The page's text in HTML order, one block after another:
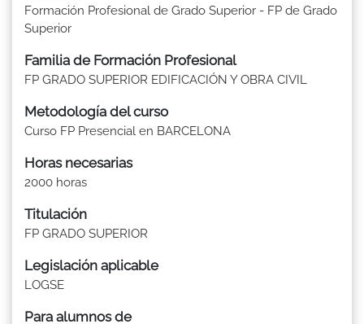
Formación Profesional de Grado Superior - FP de Grado
Superior
Familia de Formación Profesional
FP GRADO SUPERIOR EDIFICACIÓN Y OBRA CIVIL
Metodología del curso
Curso FP Presencial en BARCELONA
Horas necesarias
2000 horas
Titulación
FP GRADO SUPERIOR
Legislación aplicable
LOGSE
Para alumnos de